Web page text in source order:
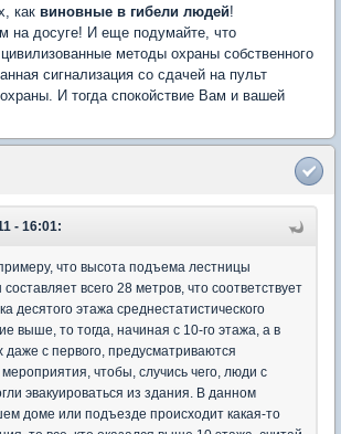
как виновные в гибели людей!
на досуге! И еще подумайте, что
методы охраны собственного
сигнализация со сдачей на пульт
И тогда спокойствие Вам и вашей
- 16:01:
что высота подъема лестницы
всего 28 метров, что соответствует
десятого этажа среднестатистического
выше, то тогда, начиная с 10-го этажа, а в
даже с первого, предусматриваются
чтобы, случись чего, люди с
эвакуироваться из здания. В данном
доме или подъезде происходит какая-то